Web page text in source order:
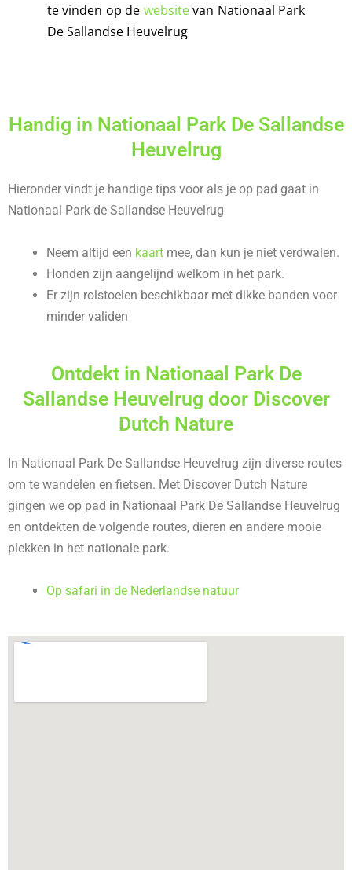
te vinden op de websitevan Nationaal Park
De Sallandse Heuvelrug
Handig in Nationaal Park De Sallandse
Heuvelrug
Hieronder vindt je handige tips voor als je op pad gaat in
Nationaal Park de Sallandse Heuvelrug
Neem altijd een kaart mee, dan kun je niet verdwalen.
Honden zijn aangelijnd welkom in het park.
Er zijn rolstoelen beschikbaar met dikke banden voor
minder validen
Ontdekt in Nationaal Park De
Sallandse Heuvelrug door Discover
Dutch Nature
In Nationaal Park De Sallandse Heuvelrug zijn diverse routes
om te wandelen en fietsen. Met Discover Dutch Nature
gingen we op pad in Nationaal Park De Sallandse Heuvelrug
en ontdekten de volgende routes, dieren en andere mooie
plekken in het nationale park.
Op safari in de Nederlandse natuur